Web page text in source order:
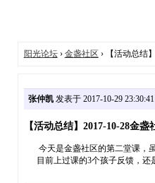
阳光论坛› 金盏社区 › 【活动总结
张仲凯发表于 2017-10-29 23:30:41
【活动总结】2017-10-28金
今天是金盏社区的第二堂课，虽
目前上过课的3个孩子反馈，还